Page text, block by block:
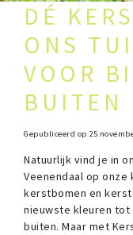
DÉ
ONS
VOOR
BUITEN
Gepubliceerd op 25
Natuurlijk vind je in
Veenendaal op
kerstbomen en
nieuwste kleuren tot
buiten. Maar met